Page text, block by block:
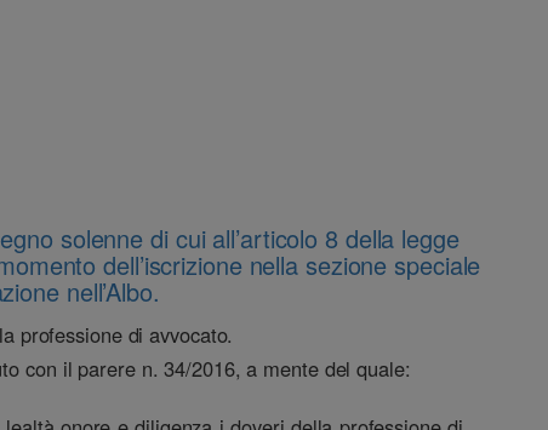
solenne di cui all’articolo 8 della legge
dell’iscrizione nella sezione speciale
nell’Albo.
professione di avvocato.
con il parere n. 34/2016, a mente del quale: